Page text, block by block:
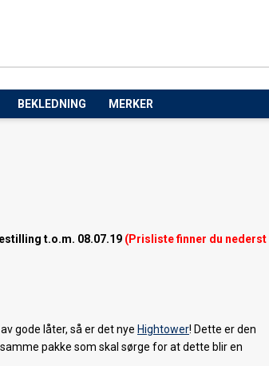
BEKLEDNING MERKER
t.o.m. 08.07.19 (Prisliste finner du nederst
gode låter, så er det nye Hightower! Dette er den
pakke som skal sørge for at dette blir en